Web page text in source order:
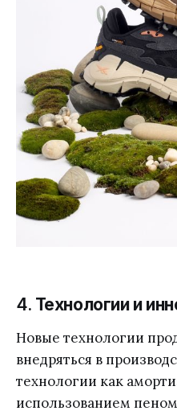
4. Технологии и
Новые технологии
внедряться в
технологии как
использованием